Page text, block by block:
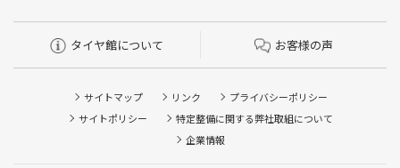
タイヤ館について お客様の声
サイトマップ リンク
プライバシーポリシー
サイトポリシー
特定整備に関する弊社取組について
企業情報